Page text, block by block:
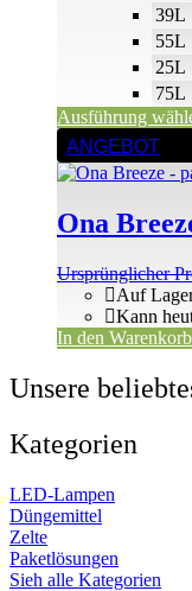
39L
55L
25L
75L
Ausführung
ANGEBOT
Ona
Ursprünglicher
Auf
Kann
In den Warenkorb
Unsere
Kategorien
LED-Lampen
Düngemittel
Zelte
Paketlösungen
Sieh alle Kategorien